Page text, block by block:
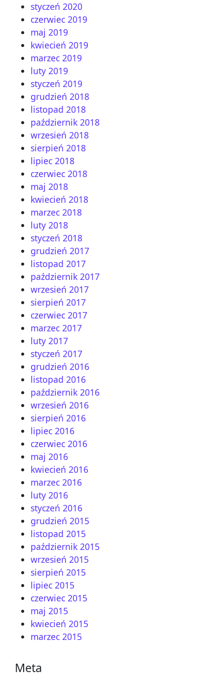
styczeń 2020
czerwiec 2019
maj 2019
kwiecień 2019
marzec 2019
luty 2019
styczeń 2019
grudzień 2018
listopad 2018
październik 2018
wrzesień 2018
sierpień 2018
lipiec 2018
czerwiec 2018
maj 2018
kwiecień 2018
marzec 2018
luty 2018
styczeń 2018
grudzień 2017
listopad 2017
październik 2017
wrzesień 2017
sierpień 2017
czerwiec 2017
marzec 2017
luty 2017
styczeń 2017
grudzień 2016
listopad 2016
październik 2016
wrzesień 2016
sierpień 2016
lipiec 2016
czerwiec 2016
maj 2016
kwiecień 2016
marzec 2016
luty 2016
styczeń 2016
grudzień 2015
listopad 2015
październik 2015
wrzesień 2015
sierpień 2015
lipiec 2015
czerwiec 2015
maj 2015
kwiecień 2015
marzec 2015
Meta